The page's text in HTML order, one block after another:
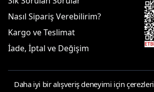
Nasıl Sipariş Verebilirim?
Kargo ve Teslimat
İade, İptal ve Değişim
Daha iyi bir alışveriş deneyimi için çerezleri